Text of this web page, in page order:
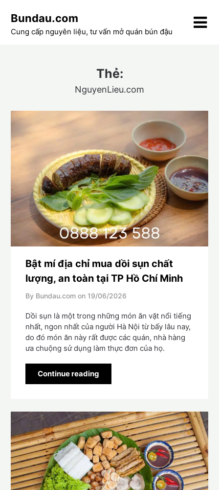
content
Bundau.com
Cung cấp nguyên liệu, tư vấn mở quán bún đậu
Thẻ:
NguyenLieu.com
Bật mí địa chỉ mua dồi sụn chất
lượng, an toàn tại TP Hồ Chí Minh
By Bundau.com on 19/06/2026
Dồi sụn là một trong những món ăn vặt nổi tiếng
nhất, ngon nhất của người Hà Nội từ bấy lâu nay,
do đó món ăn này rất được các quán, nhà hàng
ưa chuộng sử dụng làm thực đơn của họ.
Continue reading